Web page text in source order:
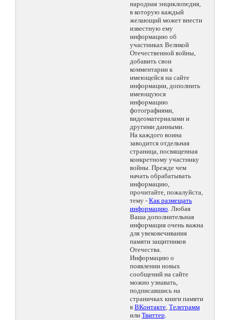
народная энциклопедия,
в которую каждый
желающий может внести
известную ему
информацию об
участниках Великой
Отечественной войны,
добавить свои
комментарии к
имеющейся на сайте
информации, дополнить
имеющуюся
информацию
фотографиями,
видеоматериалами и
другими данными.
На каждого воина
заводится отдельная
страница, посвященная
конкретному участнику
войны. Прежде чем
начать обрабатывать
информацию,
прочитайте, пожалуйста,
тему - Как размещать
информацию. Любая
Ваша дополнительная
информация очень важна
для увековечивания
памяти защитников
Отечества.
Информацию о
появлении новых
сообщений на сайте
можно узнавать,
подписавшись на
страничках книги памяти
в ВКонтакте, Телеграмм
или Твиттер.